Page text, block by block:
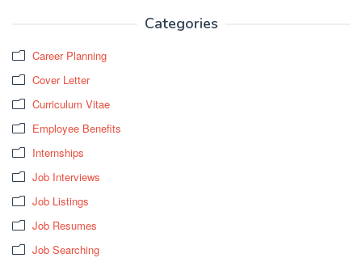
Categories
Career Planning
Cover Letter
Curriculum Vitae
Employee Benefits
Internships
Job Interviews
Job Listings
Job Resumes
Job Searching